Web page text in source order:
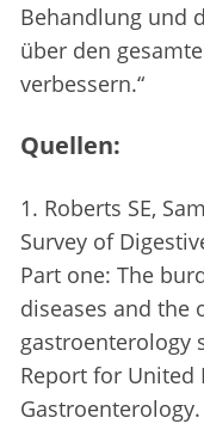
Behandlung und
über den
verbessern.“
Quellen:
1. Roberts SE,
Survey of
Part one: The
diseases and the
gastroenterology
Report for United